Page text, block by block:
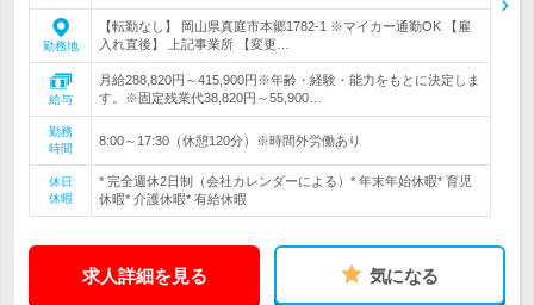
勤務地
【転勤なし】 岡山県真庭市本郷1782-1 ※マイカー通勤OK 【雇
入れ直後】 上記事業所 【変更…
給与
月給288,820円～415,900円※年齢・経験・能力をもとに決定しま
す。※固定残業代38,820円～55,900…
勤務
時間
8:00～17:30（休憩120分）※時間外労働あり
休日
休暇
* 完全週休2日制（会社カレンダーによる）* 年末年始休暇* 育児
休暇* 介護休暇* 有給休暇
求人詳細を見る 気になる